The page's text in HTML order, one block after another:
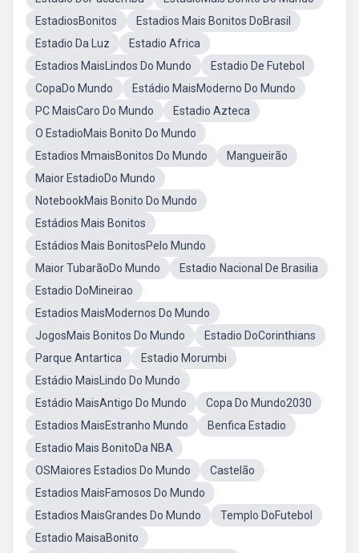
EstadiosBonitos
Estadios Mais Bonitos DoBrasil
Estadio Da Luz
Estadio Africa
Estadios MaisLindos Do Mundo
Estadio De Futebol
CopaDo Mundo
Estádio MaisModerno Do Mundo
PC MaisCaro Do Mundo
Estadio Azteca
O EstadioMais Bonito Do Mundo
Estadios MmaisBonitos Do Mundo
Mangueirão
Maior EstadioDo Mundo
NotebookMais Bonito Do Mundo
Estádios Mais Bonitos
Estádios Mais BonitosPelo Mundo
Maior TubarãoDo Mundo
Estadio Nacional De Brasilia
Estadio DoMineirao
Estadios MaisModernos Do Mundo
JogosMais Bonitos Do Mundo
Estadio DoCorinthians
Parque Antartica
Estadio Morumbi
Estádio MaisLindo Do Mundo
Estádio MaisAntigo Do Mundo
Copa Do Mundo2030
Estadios MaisEstranho Mundo
Benfica Estadio
Estadio Mais BonitoDa NBA
OSMaiores Estadios Do Mundo
Castelão
Estadios MaisFamosos Do Mundo
Estadios MaisGrandes Do Mundo
Templo DoFutebol
Estadio MaisaBonito